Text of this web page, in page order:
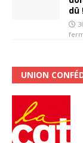
dû
UNION